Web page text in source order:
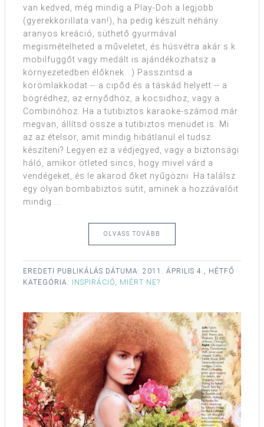
van kedved, még mindig a Play-Doh a legjobb
(gyerekkorillata van!), ha pedig készült néhány
aranyos kreáció, süthető gyurmával
megismételheted a műveletet, és húsvétra akár s.k.
mobilfüggőt vagy medált is ajándékozhatsz a
környezetedben élőknek. :) Passzintsd a
körömlakkodat -- a cipőd és a táskád helyett -- a
bögrédhez, az ernyődhöz, a kocsidhoz, vagy a
Combinóhoz. Ha a tutibiztos karaoke-számod már
megvan, állítsd össze a tutibiztos menüdet is. Mi
az az ételsor, amit mindig hibátlanul el tudsz
készíteni? Legyen ez a védjegyed, vagy a biztonsági
háló, amikor ötleted sincs, hogy mivel várd a
vendégeket, és le akarod őket nyűgözni. Ha találsz
egy olyan bombabiztos sütit, aminek a hozzávalóit
mindig ...
OLVASS TOVÁBB
EREDETI PUBLIKÁLÁS DÁTUMA: 2011. ÁPRILIS 4., HÉTFŐ
KATEGÓRIA:
INSPIRÁCIÓ, MIÉRT NE?